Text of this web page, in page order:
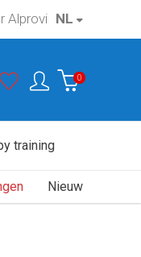
NL
Alprovi
0
training
Nieuw